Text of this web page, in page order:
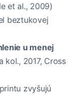
et al., 2009)
beztukovej
u menej
kol., 2017, Cross
zvyšujú